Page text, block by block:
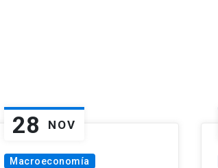
28 NOV
Macroeconomía